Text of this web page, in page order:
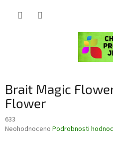
Brait Magic
Flower
633
Průměrné
Neohodnoceno Podrobnosti